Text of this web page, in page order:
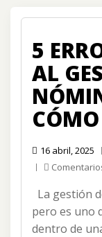
5
AL
16 abril, 2025
La gestión
pero es uno
dentro de